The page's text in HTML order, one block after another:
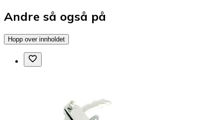
Andre så også på
Hopp over innholdet